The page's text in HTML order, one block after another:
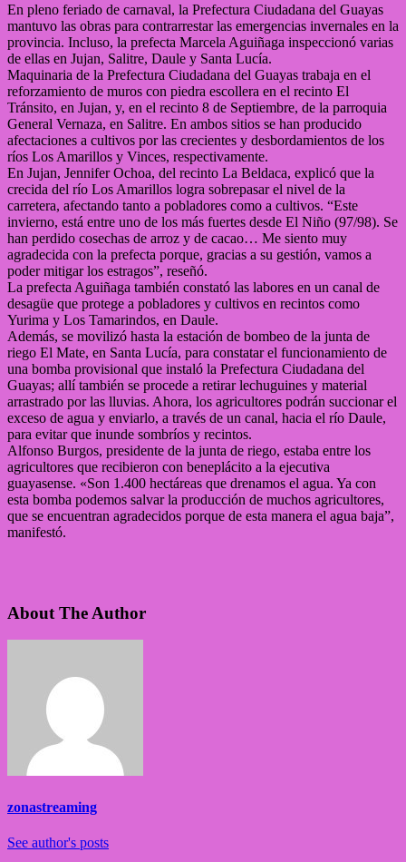
En pleno feriado de carnaval, la Prefectura Ciudadana del Guayas
mantuvo las obras para contrarrestar las emergencias invernales en la
provincia. Incluso, la prefecta Marcela Aguiñaga inspeccionó varias
de ellas en Jujan, Salitre, Daule y Santa Lucía.
Maquinaria de la Prefectura Ciudadana del Guayas trabaja en el
reforzamiento de muros con piedra escollera en el recinto El
Tránsito, en Jujan, y, en el recinto 8 de Septiembre, de la parroquia
General Vernaza, en Salitre. En ambos sitios se han producido
afectaciones a cultivos por las crecientes y desbordamientos de los
ríos Los Amarillos y Vinces, respectivamente.
En Jujan, Jennifer Ochoa, del recinto La Beldaca, explicó que la
crecida del río Los Amarillos logra sobrepasar el nivel de la
carretera, afectando tanto a pobladores como a cultivos. “Este
invierno, está entre uno de los más fuertes desde El Niño (97/98). Se
han perdido cosechas de arroz y de cacao… Me siento muy
agradecida con la prefecta porque, gracias a su gestión, vamos a
poder mitigar los estragos”, reseñó.
La prefecta Aguiñaga también constató las labores en un canal de
desagüe que protege a pobladores y cultivos en recintos como
Yurima y Los Tamarindos, en Daule.
Además, se movilizó hasta la estación de bombeo de la junta de
riego El Mate, en Santa Lucía, para constatar el funcionamiento de
una bomba provisional que instaló la Prefectura Ciudadana del
Guayas; allí también se procede a retirar lechuguines y material
arrastrado por las lluvias. Ahora, los agricultores podrán succionar el
exceso de agua y enviarlo, a través de un canal, hacia el río Daule,
para evitar que inunde sombríos y recintos.
Alfonso Burgos, presidente de la junta de riego, estaba entre los
agricultores que recibieron con beneplácito a la ejecutiva
guayasense. «Son 1.400 hectáreas que drenamos el agua. Ya con
esta bomba podemos salvar la producción de muchos agricultores,
que se encuentran agradecidos porque de esta manera el agua baja”,
manifestó.
About The Author
zonastreaming
See author's posts